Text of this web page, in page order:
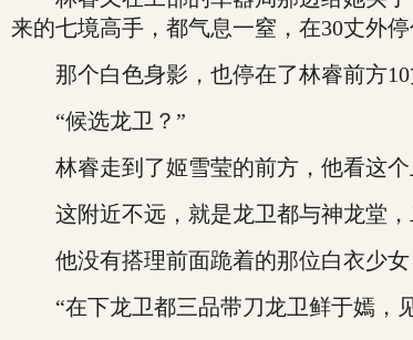
来的七境高手，都气息一窒，在30丈外停
那个白色身影，也停在了林睿前方10
“候选龙卫？”
林睿走到了姬雪莹的前方，他看这个
这附近不远，就是龙卫都与神龙堂，
他没有搭理前面跪着的那位白衣少女
“在下龙卫都三品带刀龙卫鲜于嫣，